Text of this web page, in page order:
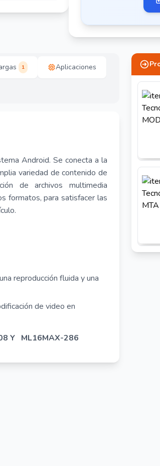
1 Aplicaciones
Android. Se conecta a la
variedad de contenido de
de archivos multimedia
formatos, para satisfacer las
reproducción fluida y una
de video en
Y ML16MAX-286